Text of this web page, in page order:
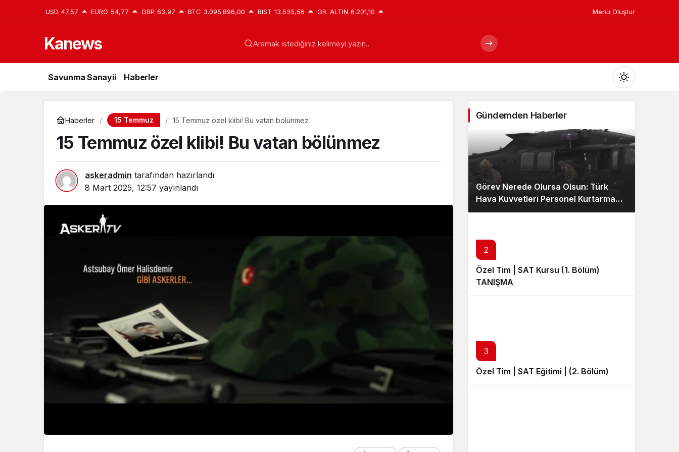
USD 47,57 EURO 54,77 GBP 63,97 BTC 3.095.896,00 BIST 13.535,56 GR. ALTIN 6.201,10 Menü Oluştur
Kanews Aramak istediğiniz kelimeyi yazın..
Savunma Sanayii Haberler
Mod
değiştir
Gündüz Modu
Gündüz modunu seçin.
Gece Modu
Haberler 15 Temmuz 15 Temmuz özel klibi! Bu vatan bölünmez
15 Temmuz özel klibi! Bu vatan bölünmez
askeradmin tarafından hazırlandı
8 Mart 2025, 12:57 yayınlandı
Gündemden Haberler
Görev Nerede Olursa Olsun: Türk
Hava Kuvvetleri Personel Kurtarma
Ekibi
2
Özel Tim | SAT Kursu (1. Bölüm)
TANIŞMA
3
Özel Tim | SAT Eğitimi | (2. Bölüm)